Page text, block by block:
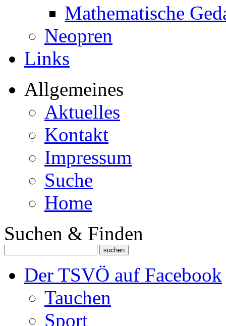
Mathematische
Neopren
Links
Allgemeines
Aktuelles
Kontakt
Impressum
Suche
Home
Suchen & Finden
Der TSVÖ auf Facebook
Tauchen
Sport